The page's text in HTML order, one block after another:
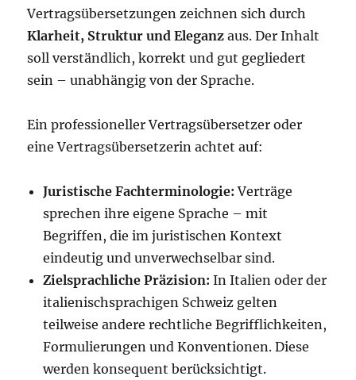
Vertragsübersetzungen zeichnen sich durch
Klarheit, Struktur und Eleganz aus. Der Inhalt
soll verständlich, korrekt und gut gegliedert
sein – unabhängig von der Sprache.
Ein professioneller Vertragsübersetzer oder
eine Vertragsübersetzerin achtet auf:
Juristische Fachterminologie: Verträge
sprechen ihre eigene Sprache – mit
Begriffen, die im juristischen Kontext
eindeutig und unverwechselbar sind.
Zielsprachliche Präzision: In Italien oder der
italienischsprachigen Schweiz gelten
teilweise andere rechtliche Begrifflichkeiten,
Formulierungen und Konventionen. Diese
werden konsequent berücksichtigt.